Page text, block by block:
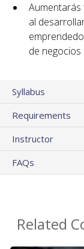
Aumentarás
al
de negocios
Syllabus
Requirements
Instructor
FAQs
Related